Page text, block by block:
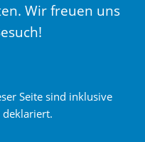
Wir freuen uns
Seite sind inklusive
deklariert.